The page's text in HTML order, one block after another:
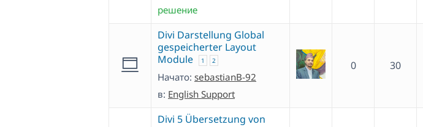
решение
Divi Darstellung Global
gespeicherter Layout
Module
1 2
Начато: sebastianB-92
в: English Support
0 30
Divi 5 Übersetzung von